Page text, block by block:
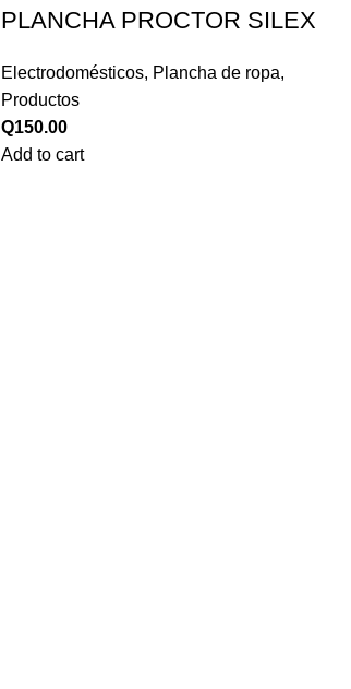
PLANCHA PROCTOR SILEX
Electrodomésticos, Plancha de ropa,
Productos
Q150.00
Add to cart